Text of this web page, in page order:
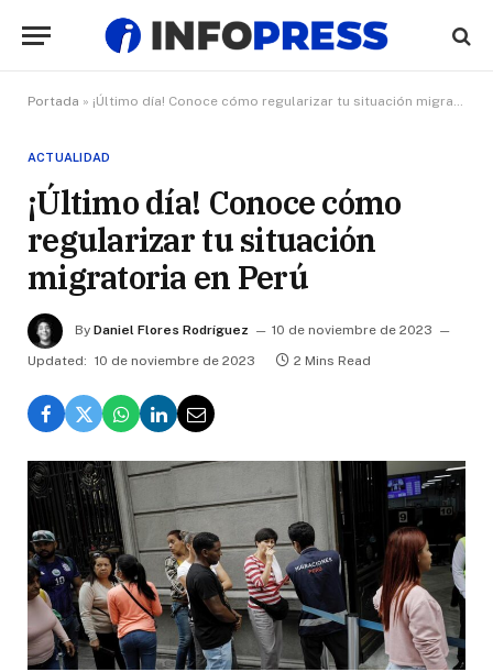
Portada » ¡Último día! Conoce cómo regularizar tu situación migratoria en Perú
ACTUALIDAD
¡Último día! Conoce cómo
regularizar tu situación
migratoria en Perú
By Daniel Flores Rodríguez
10 de noviembre de 2023
Updated: 10 de noviembre de 2023 2 Mins Read